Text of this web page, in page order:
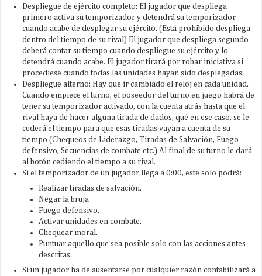
Despliegue de ejército completo: El jugador que despliega
primero activa su temporizador y detendrá su temporizador
cuando acabe de desplegar su ejército. (Está prohibido despliega
dentro del tiempo de su rival) El jugador que despliega segundo
deberá contar su tiempo cuando despliegue su ejército y lo
detendrá cuando acabe. El jugador tirará por robar iniciativa si
procediese cuando todas las unidades hayan sido desplegadas.
Despliegue alterno: Hay que ir cambiado el reloj en cada unidad.
Cuando empiece el turno, el poseedor del turno en juego habrá de
tener su temporizador activado, con la cuenta atrás hasta que el
rival haya de hacer alguna tirada de dados, qué en ese caso, se le
cederá el tiempo para que esas tiradas vayan a cuenta de su
tiempo (Chequeos de Liderazgo, Tiradas de Salvación, Fuego
defensivo, Secuencias de combate etc.) Al final de su turno le dará
al botón cediendo el tiempo a su rival.
Si el temporizador de un jugador llega a 0:00, este solo podrá:
Realizar tiradas de salvación.
Negar la bruja
Fuego defensivo.
Activar unidades en combate.
Chequear moral.
Puntuar aquello que sea posible solo con las acciones antes
descritas.
Si un jugador ha de ausentarse por cualquier razón contabilizará a